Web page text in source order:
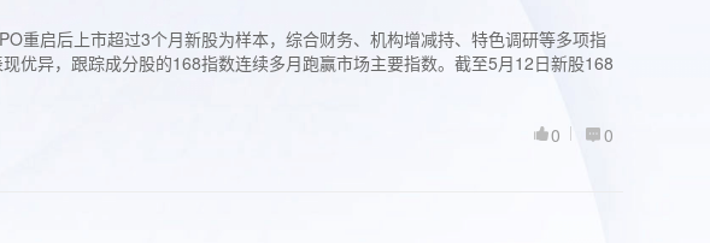
重启后上市超过3个月新股为样本，综合财务、机构增减持、特色调研等多项指
优异，跟踪成分股的168指数连续多月跑赢市场主要指数。截至5月12日新股168
0
0